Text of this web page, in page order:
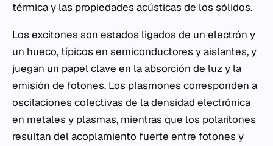
térmica y las propiedades acústicas de los sólidos.
Los excitones son estados ligados de un electrón y
un hueco, típicos en semiconductores y aislantes, y
juegan un papel clave en la absorción de luz y la
emisión de fotones. Los plasmones corresponden a
oscilaciones colectivas de la densidad electrónica
en metales y plasmas, mientras que los polaritones
resultan del acoplamiento fuerte entre fotones y